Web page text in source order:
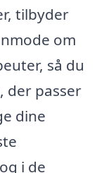
tilbyder
om
så du
der passer
dine
i de